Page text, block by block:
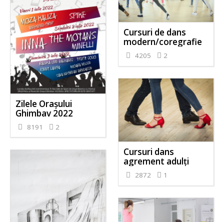
Zilele Orașului
Ghimbav 2022
8191 2
Cursuri de dans
modern/coregrafie
4205 2
Cursuri dans
agrement adulți
2872 1